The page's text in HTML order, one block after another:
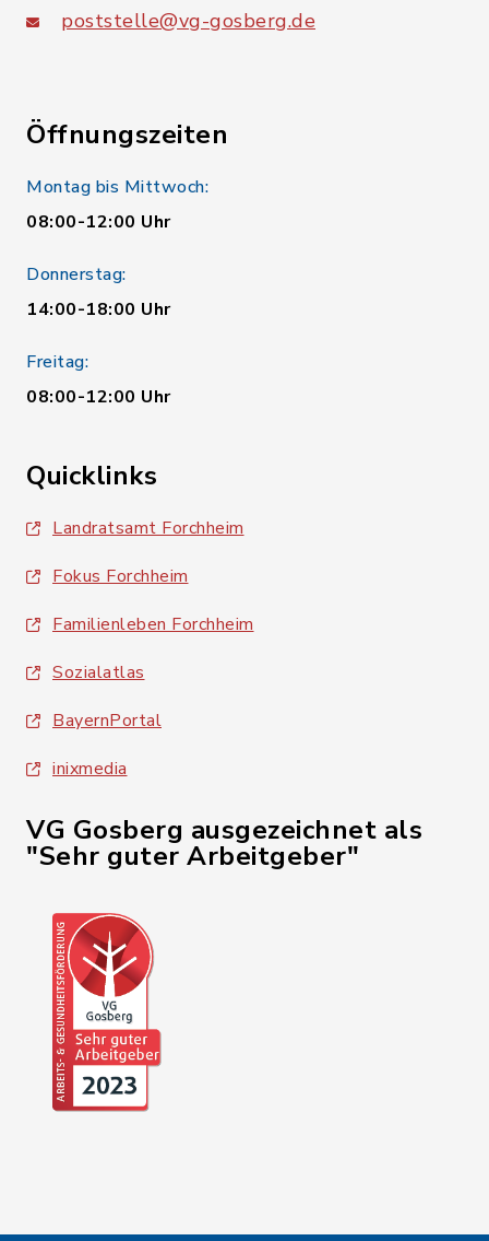
poststelle@vg-gosberg.de
Öffnungszeiten
Montag bis Mittwoch:
08:00-12:00 Uhr
Donnerstag:
14:00-18:00 Uhr
Freitag:
08:00-12:00 Uhr
Quicklinks
Landratsamt Forchheim
Fokus Forchheim
Familienleben Forchheim
Sozialatlas
BayernPortal
inixmedia
VG Gosberg ausgezeichnet als
"Sehr guter Arbeitgeber"